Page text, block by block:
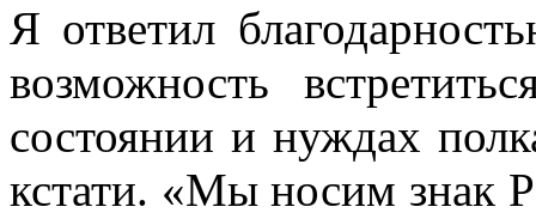
Я ответил
возможность
состоянии и нуждах
кстати. «Мы носим знак